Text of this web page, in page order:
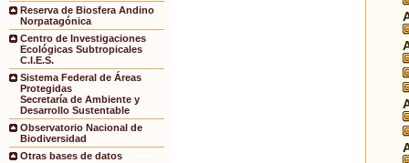
Reserva de Biosfera Andino
Norpatagónica
Centro de Investigaciones
Ecológicas Subtropicales
C.I.E.S.
Sistema Federal de Áreas
Protegidas
Secretaría de Ambiente y
Desarrollo Sustentable
Observatorio Nacional de
Biodiversidad
Otras bases de datos